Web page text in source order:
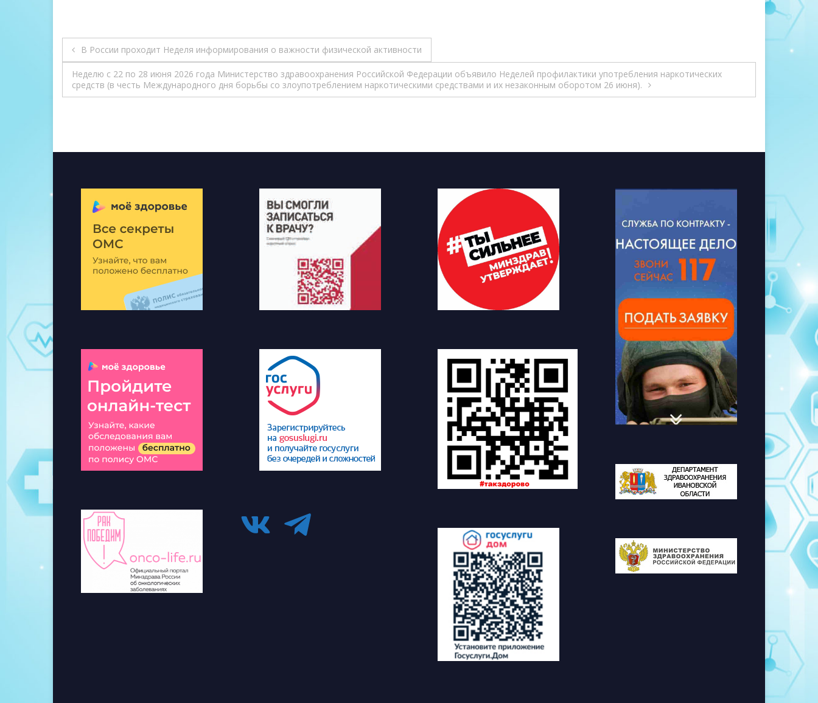
Навигация
по
записям
В России проходит Неделя информирования о важности физической активности
Неделю с 22 по 28 июня 2026 года Министерство здравоохранения Российской Федерации объявило Неделей профилактики употребления наркотических
средств (в честь Международного дня борьбы со злоупотреблением наркотическими средствами и их незаконным оборотом 26 июня).